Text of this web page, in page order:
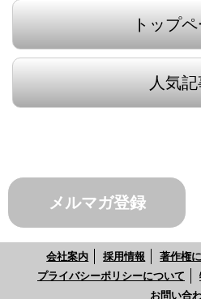
トップ
人気
メルマガ登録
会社案内 採用情報 著作権
プライバシーポリシーについて
お問い合